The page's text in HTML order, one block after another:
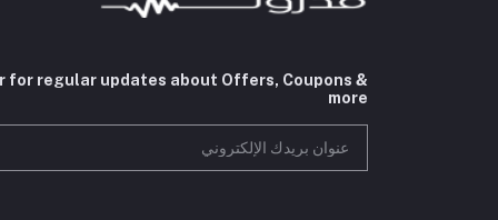
regular updates about Offers, Coupons &
more